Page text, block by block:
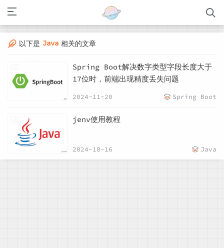
以下是 Java 相关的文章
Spring Boot解决数字类型字段长度大于
17位时，前端出现精度丢失问题
2024-11-20 Spring Boot
jenv使用教程
2024-10-16 Java